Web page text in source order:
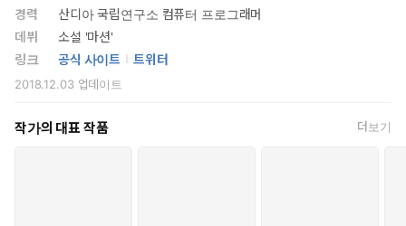
출간 비하인드 스토리마저 한 편의 드라마와 같은 이 소설은 곧바
로 [뉴욕 타임스] 베스트셀러에 올랐으며, 출간 이듬해인 2015년
리들리 스콧 감독이 동명의 영화를 제작, 발표해 소설과 영화가
동시에 전 세계 흥행 돌풍을 일으켰다. 국내 출판시장에서도 출간
고 끝에 내린 결론이다”로 시작하는 마크 와트니 명대사가 독자
경력
산디아 국립연구소 컴퓨터 프로그래머
데뷔
소설 '마션'
링크
공식 사이트 트위터
2018.12.03업데이트
작가의 대표 작품 더보기